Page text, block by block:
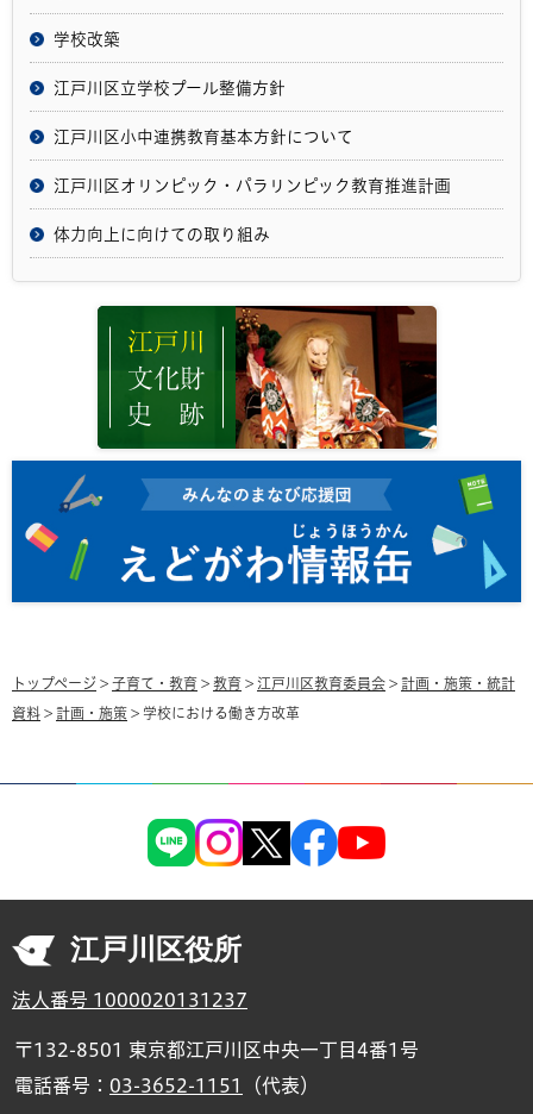
学校改築
江戸川区立学校プール整備方針
江戸川区小中連携教育基本方針について
江戸川区オリンピック・パラリンピック教育推進計画
体力向上に向けての取り組み
トップページ > 子育て・教育 > 教育 > 江戸川区教育委員会 > 計画・施策・統計
資料 > 計画・施策 > 学校における働き方改革
江戸川区役所
法人番号 1000020131237
〒132-8501 東京都江戸川区中央一丁目4番1号
電話番号： 03-3652-1151 （代表）